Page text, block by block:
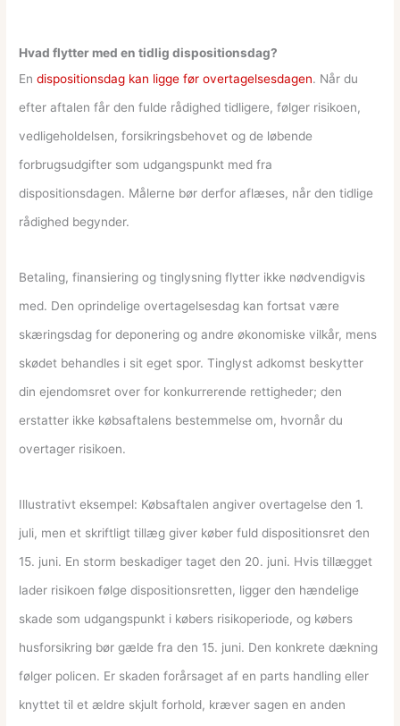
Hvad flytter med en tidlig dispositionsdag?
Endispositionsdag kan ligge før overtagelsesdagen. Når du
efter aftalen får den fulde rådighed tidligere, følger risikoen,
vedligeholdelsen, forsikringsbehovet og de løbende
forbrugsudgifter som udgangspunkt med fra
dispositionsdagen. Målerne bør derfor aflæses, når den tidlige
rådighed begynder.
Betaling, finansiering og tinglysning flytter ikke nødvendigvis
med. Den oprindelige overtagelsesdag kan fortsat være
skæringsdag for deponering og andre økonomiske vilkår, mens
skødet behandles i sit eget spor. Tinglyst adkomst beskytter
din ejendomsret over for konkurrerende rettigheder; den
erstatter ikke købsaftalens bestemmelse om, hvornår du
overtager risikoen.
Illustrativt eksempel: Købsaftalen angiver overtagelse den 1.
juli, men et skriftligt tillæg giver køber fuld dispositionsret den
15. juni. En storm beskadiger taget den 20. juni. Hvis tillægget
lader risikoen følge dispositionsretten, ligger den hændelige
skade som udgangspunkt i købers risikoperiode, og købers
husforsikring bør gælde fra den 15. juni. Den konkrete dækning
følger policen. Er skaden forårsaget af en parts handling eller
knyttet til et ældre skjult forhold, kræver sagen en anden